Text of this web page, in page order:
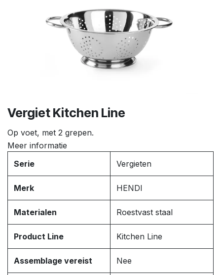
Vergiet Kitchen Line
Op voet, met 2 grepen.
Meer informatie
Serie
Vergieten
Merk HENDI
Materialen Roestvast staal
Product Line Kitchen Line
Assemblage vereist Nee